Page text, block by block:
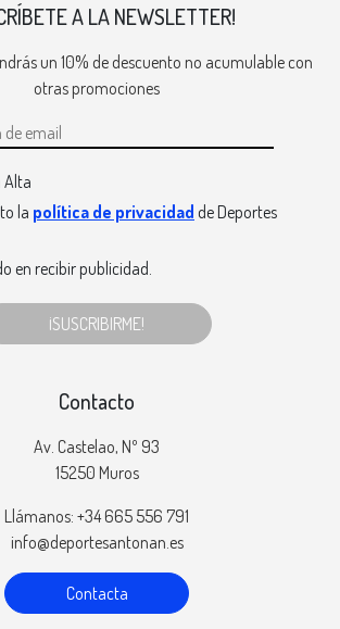
A LA NEWSLETTER!
un 10% de descuento no acumulable con
otras promociones
Alta
la política de privacidad de Deportes
en recibir publicidad.
¡SUSCRIBIRME!
Contacto
Av. Castelao, Nº 93
15250 Muros
Llámanos: +34 665 556 791
info@deportesantonan.es
Contacta